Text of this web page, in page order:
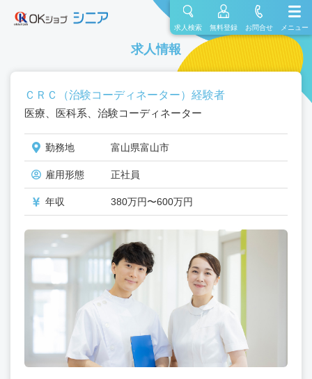
求人検索 無料登録 お問合せ メニュー
求人情報
ＣＲＣ（治験コーディネーター）経験者
医療、医科系、治験コーディネーター
勤務地 富山県富山市
雇用形態 正社員
年収 380万円〜600万円